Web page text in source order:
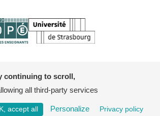
légales
continuing to scroll,
all third-party services
accept all Personalize Privacy policy